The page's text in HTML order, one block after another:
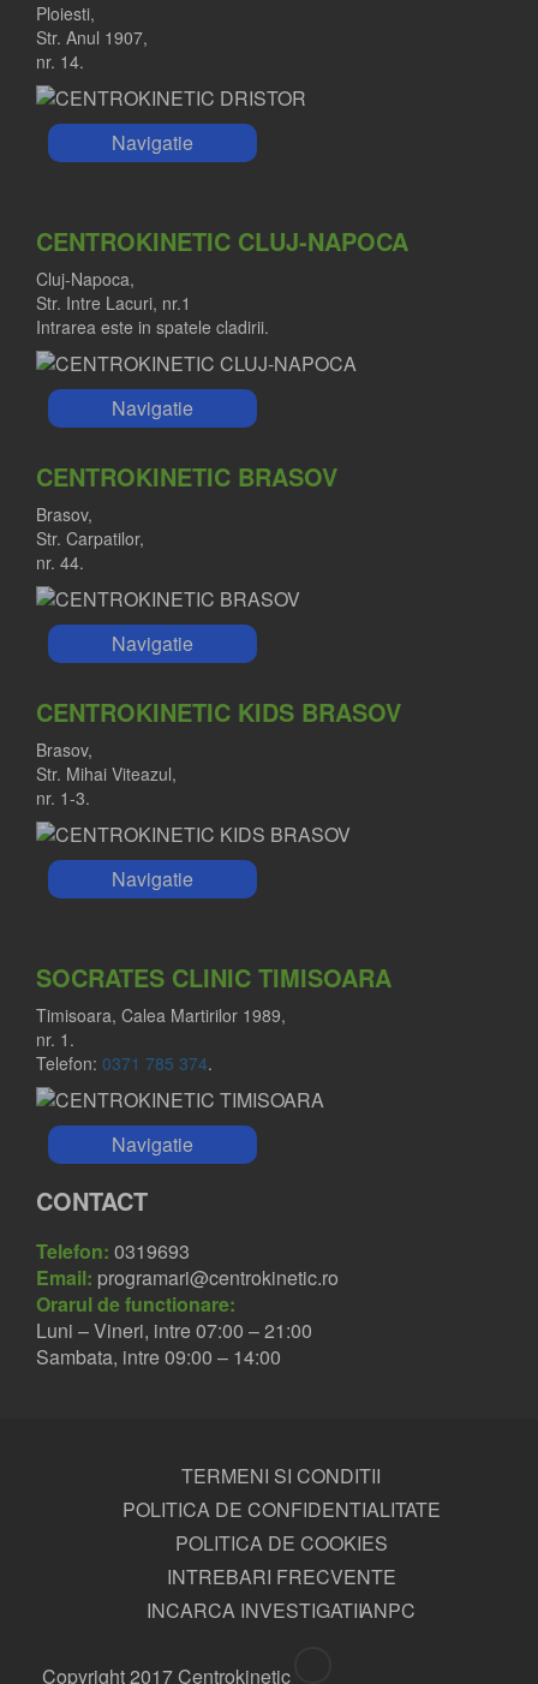
Ploiesti,
Str. Anul 1907,
nr. 14.
Navigatie
CENTROKINETIC CLUJ-NAPOCA
Cluj-Napoca,
Str. Intre Lacuri, nr.1
Intrarea este in spatele cladirii.
Navigatie
CENTROKINETIC BRASOV
Brasov,
Str. Carpatilor,
nr. 44.
Navigatie
CENTROKINETIC KIDS BRASOV
Brasov,
Str. Mihai Viteazul,
nr. 1-3.
Navigatie
SOCRATES CLINIC TIMISOARA
Timisoara, Calea Martirilor 1989,
nr. 1.
Telefon: 0371 785 374.
Navigatie
CONTACT
Telefon: 0319693
Email: programari@centrokinetic.ro
Orarul de functionare:
Luni – Vineri, intre 07:00 – 21:00
Sambata, intre 09:00 – 14:00
TERMENI SI CONDITII
POLITICA DE CONFIDENTIALITATE
POLITICA DE COOKIES
INTREBARI FRECVENTE
INCARCA INVESTIGATIIANPC
Copyright 2017 Centrokinetic